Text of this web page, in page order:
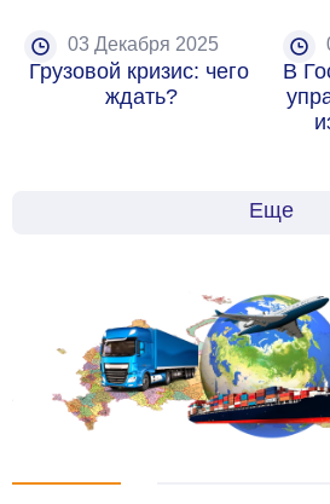
03 Декабря 2025
Грузовой кризис: чего
ждать?
В
Еще